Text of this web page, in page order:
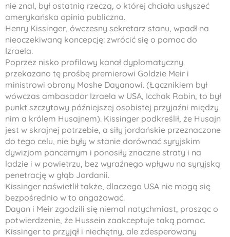
nie znal, był ostatnią rzeczą, o której chciała usłyszeć
amerykańska opinia publiczna.
Henry Kissinger, ówczesny sekretarz stanu, wpadł na
nieoczekiwaną koncepcję: zwrócić się o pomoc do
Izraela.
Poprzez nisko profilowy kanał dyplomatyczny
przekazano tę prośbę premierowi Goldzie Meir i
ministrowi obrony Moshe Dayanowi. (Łącznikiem był
wówczas ambasador Izraela w USA, Icchak Rabin, to był
punkt szczytowy późniejszej osobistej przyjaźni między
nim a królem Husajnem). Kissinger podkreślił, że Husajn
jest w skrajnej potrzebie, a siły jordańskie przeznaczone
do tego celu, nie były w stanie dorównać syryjskim
dywizjom pancernym i ponosiły znaczne straty i na
ladzie i w powietrzu, bez wyraźnego wpływu na syryjską
penetrację w głąb Jordanii.
Kissinger naświetlił także, dlaczego USA nie mogą się
bezpośrednio w to angażować.
Dayan i Meir zgodzili się niemal natychmiast, prosząc o
potwierdzenie, że Hussein zaakceptuje taką pomoc.
Kissinger to przyjął i niechętny, ale zdesperowany